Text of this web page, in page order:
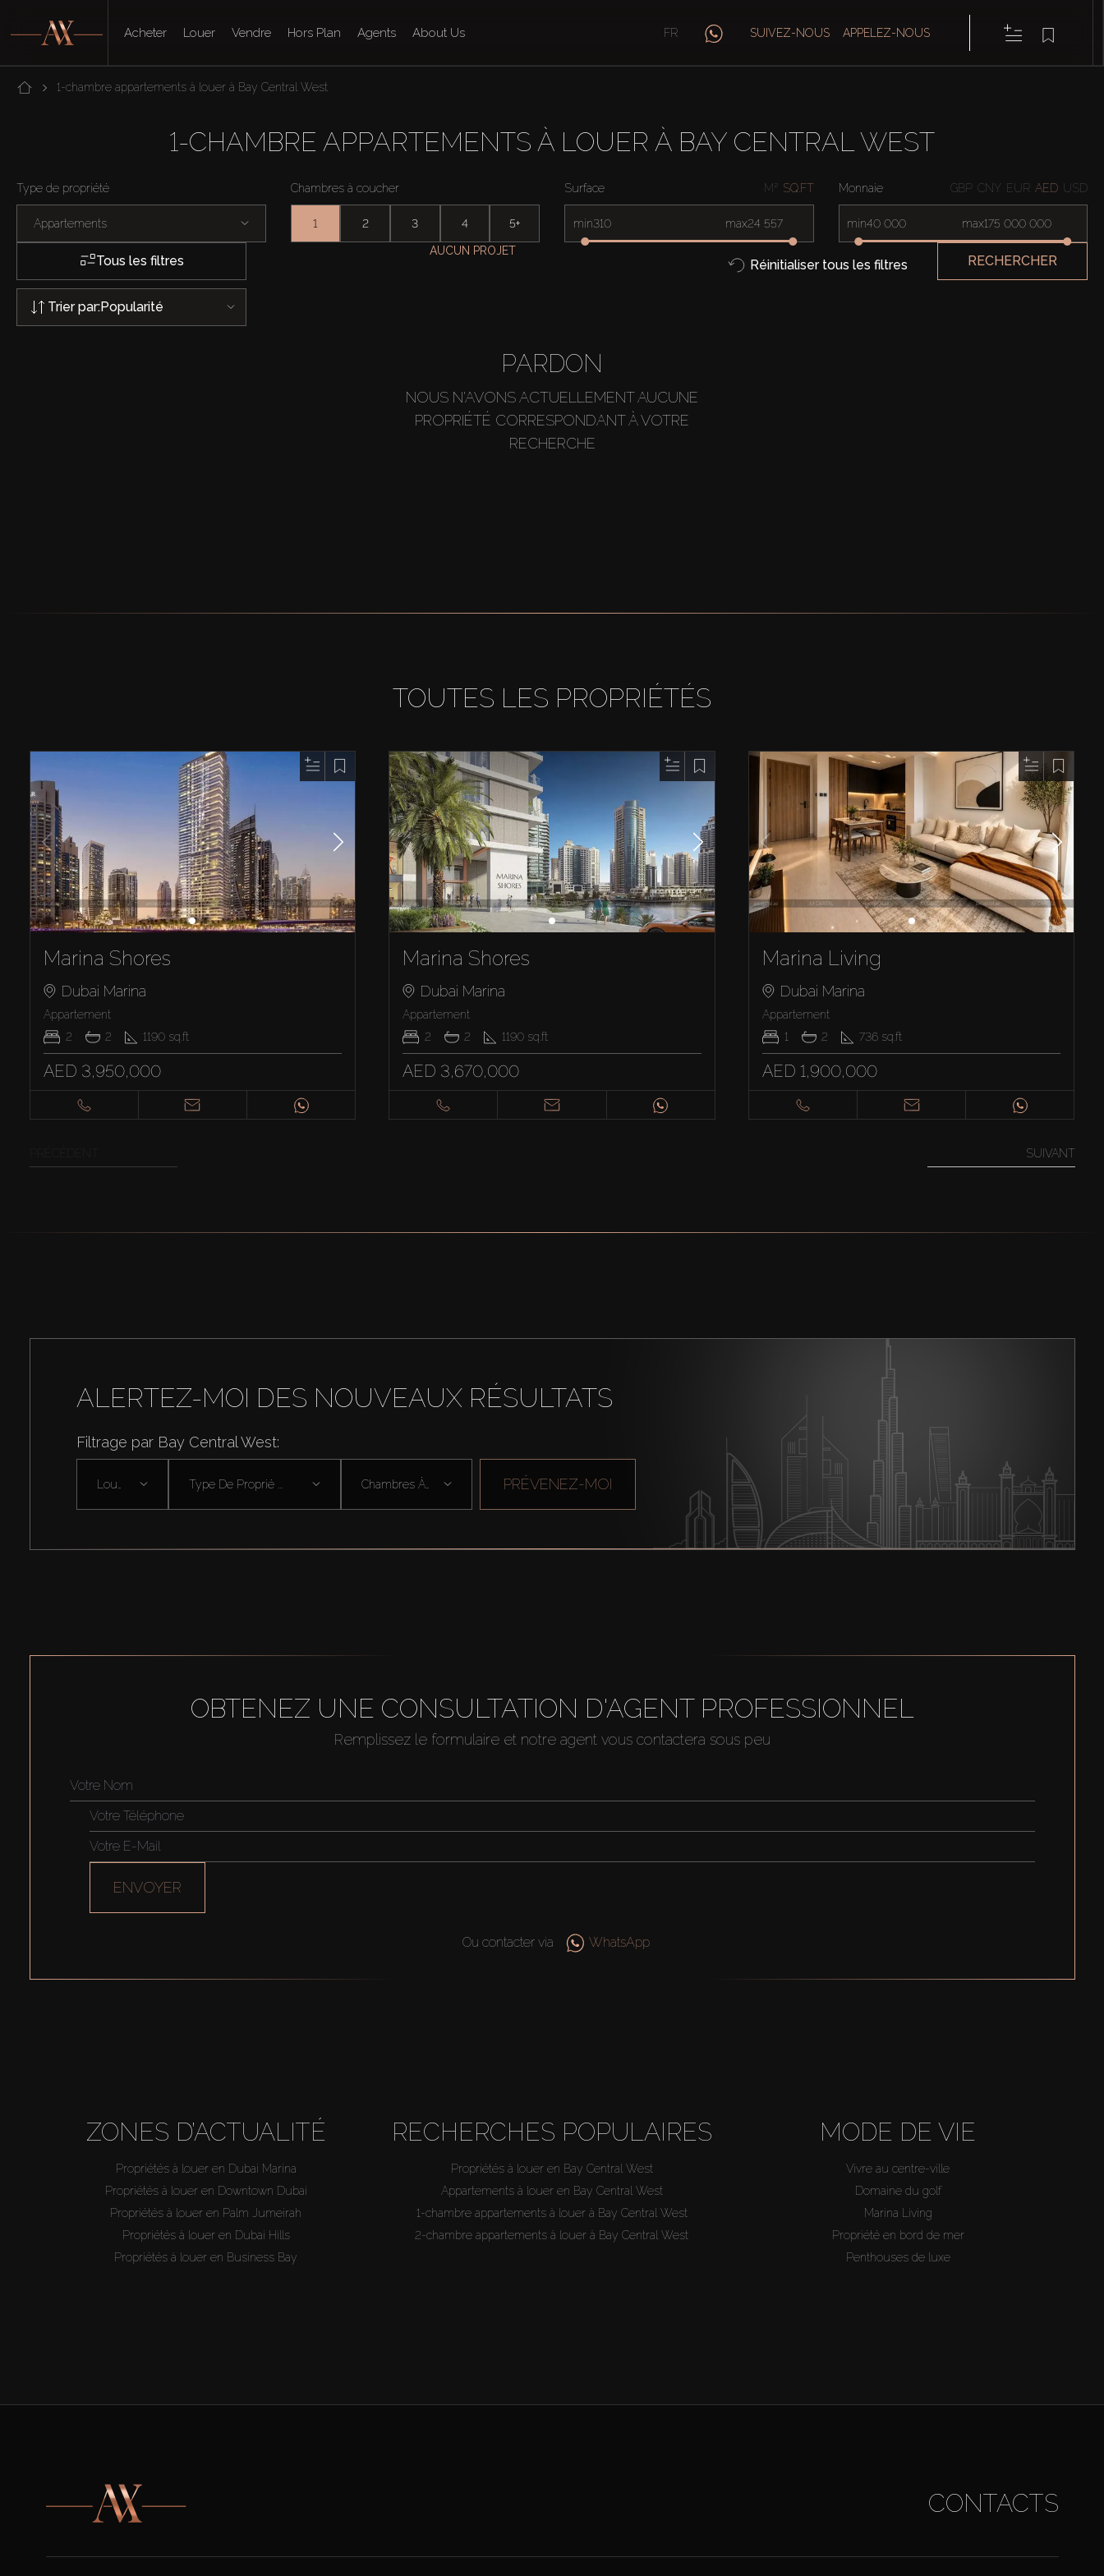
Acheter Louer Vendre Hors Plan Agents About Us FR SUIVEZ-NOUS APPELEZ-NOUS
1-chambre appartements à louer à Bay Central West
1-CHAMBRE APPARTEMENTS À LOUER À BAY CENTRAL WEST
Type de propriété
Appartements
Chambres à coucher
1 2 3 4 5+
Surface M² SQ.FT
min max
Monnaie GBP CNY EUR AED USD
min max
Tous les filtres
AUCUN PROJET
Réinitialiser tous les filtres RECHERCHER
Trier par:Popularité
PARDON
NOUS N'AVONS ACTUELLEMENT AUCUNE
PROPRIÉTÉ CORRESPONDANT À VOTRE
RECHERCHE
TOUTES LES PROPRIÉTÉS
Marina Shores
Dubai Marina
Appartement
2
2 1190 sq.ft
AED 3,950,000
Marina Shores
Dubai Marina
Appartement
2
2 1190 sq.ft
AED 3,670,000
Marina Living
Dubai Marina
Appartement
1
2 736 sq.ft
AED 1,900,000
SUIVANT
ALERTEZ-MOI DES NOUVEAUX RÉSULTATS
Filtrage par Bay Central West:
Type De Proprié ... Chambres À Cou ... PRÉVENEZ-MOI
OBTENEZ UNE CONSULTATION D'AGENT PROFESSIONNEL
Remplissez le formulaire et notre agent vous contactera sous peu
ENVOYER
Ou contacter via WhatsApp
ZONES D’ACTUALITÉ
Propriétés à louer en Dubai Marina
Propriétés à louer en Downtown Dubai
Propriétés à louer en Palm Jumeirah
Propriétés à louer en Dubai Hills
Propriétés à louer en Business Bay
RECHERCHES POPULAIRES
Propriétés à louer en Bay Central West
Appartements à louer en Bay Central West
1-chambre appartements à louer à Bay Central West
2-chambre appartements à louer à Bay Central West
MODE DE VIE
Vivre au centre-ville
Domaine du golf
Marina Living
Propriété en bord de mer
Penthouses de luxe
CONTACTS